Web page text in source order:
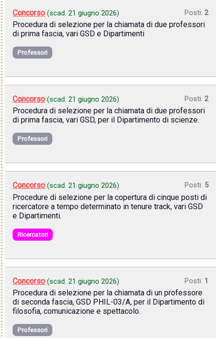
Concorso (scad. 21 giugno 2026) Posti: 2
Procedura di selezione per la chiamata di due professori
di prima fascia, vari GSD e Dipartimenti
Professori
Concorso (scad. 21 giugno 2026) Posti: 2
Procedura di selezione per la chiamata di due professori
di prima fascia, vari GSD, per il Dipartimento di scienze.
Professori
Concorso (scad. 21 giugno 2026) Posti: 5
Procedure di selezione per la copertura di cinque posti di
ricercatore a tempo determinato in tenure track, vari GSD
e Dipartimenti.
Ricercatori
Concorso (scad. 21 giugno 2026) Posti: 1
Procedura di selezione per la chiamata di un professore
di seconda fascia, GSD PHIL-03/A, per il Dipartimento di
filosofia, comunicazione e spettacolo.
Professori